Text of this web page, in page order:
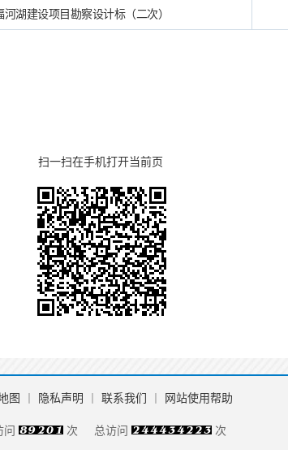
湖建设项目勘察设计标（二次）
扫一扫在手机打开当前页
图 隐私声明 联系我们 网站使用帮助
问 次 总访问 次